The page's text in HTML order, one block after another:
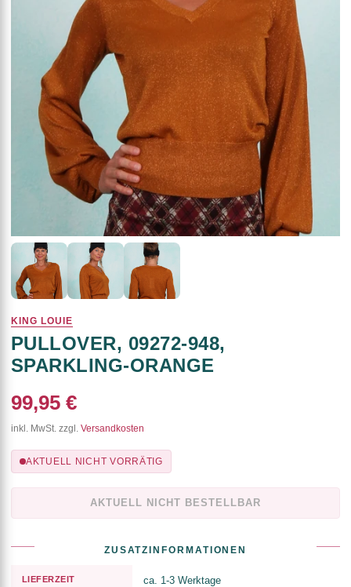
KING LOUIE
PULLOVER, 09272-948,
SPARKLING-ORANGE
99,95 €
inkl. MwSt. zzgl. Versandkosten
AKTUELL NICHT VORRÄTIG
AKTUELL NICHT BESTELLBAR
ZUSATZINFORMATIONEN
LIEFERZEIT ca. 1-3 Werktage